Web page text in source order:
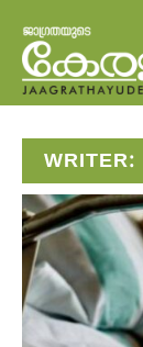
WRITER: